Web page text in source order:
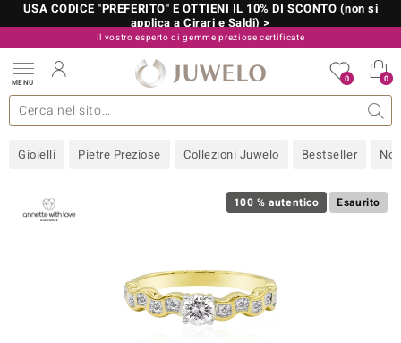
USA CODICE "PREFERITO" E OTTIENI IL 10% DI SCONTO (non si
applica a Cirari e Saldi) >
Il vostro esperto di gemme preziose certificate
800 986 787
MENU 0 0
Gioielli Pietre Preziose Collezioni Juwelo Bestseller
gioielli Design Metallo prezioso Misure anelli
più importanti Pietre preziose per colore Pietre preziose
Love
Informazioni generali Approfondimenti Consigli
Acquistare in diretta Juwelo
100 % autentico Esaurito